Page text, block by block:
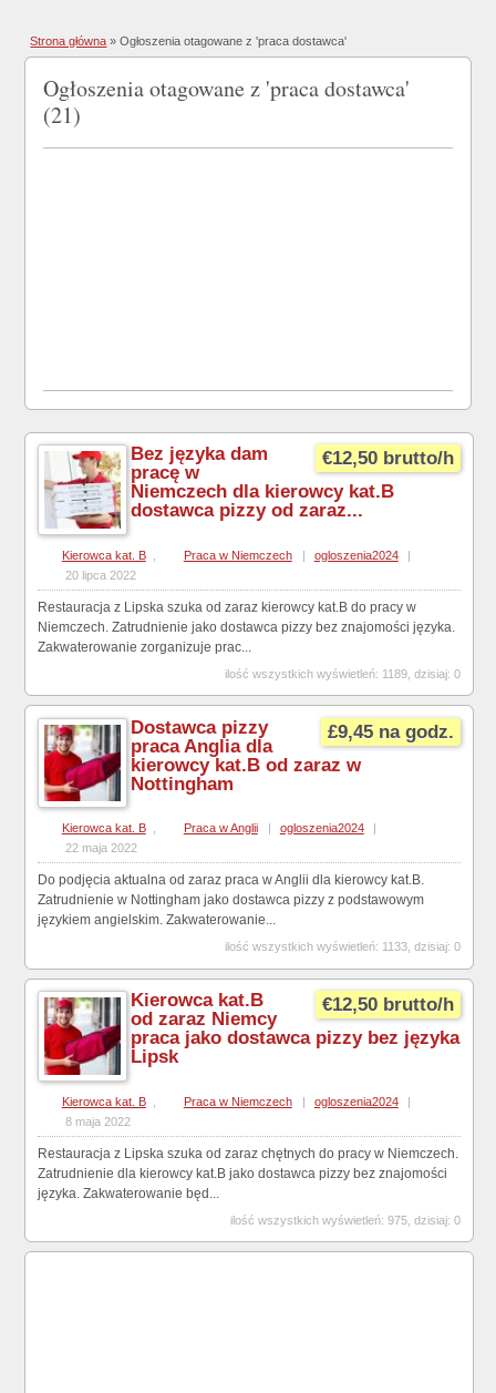
Strona główna »Ogłoszenia otagowane z 'praca dostawca'
Ogłoszenia otagowane z 'praca dostawca'
(21)
€12,50 brutto/h
Bez języka dam
pracę w
Niemczech dla kierowcy kat.B
dostawca pizzy od zaraz...
Kierowca kat. B Praca w Niemczech | ogloszenia2024
|
20 lipca 2022
Restauracja z Lipska szuka od zaraz kierowcy kat.B do pracy w
Niemczech. Zatrudnienie jako dostawca pizzy bez znajomości języka.
Zakwaterowanie zorganizuje prac...
ilość wszystkich wyświetleń: 1189, dzisiaj: 0
£9,45 na godz.
Dostawca pizzy
praca Anglia dla
kierowcy kat.B od zaraz w
Nottingham
Kierowca kat. B , Praca w Anglii ogloszenia2024
22 maja 2022
Do podjęcia aktualna od zaraz praca w Anglii dla kierowcy kat.B.
Zatrudnienie w Nottingham jako dostawca pizzy z podstawowym
językiem angielskim. Zakwaterowanie...
ilość wszystkich wyświetleń: 1133, dzisiaj: 0
€12,50 brutto/h
Kierowca kat.B
od zaraz Niemcy
praca jako dostawca pizzy bez języka
Lipsk
Kierowca kat. B Praca w Niemczech | ogloszenia2024
|
8 maja 2022
Restauracja z Lipska szuka od zaraz chętnych do pracy w Niemczech.
Zatrudnienie dla kierowcy kat.B jako dostawca pizzy bez znajomości
języka. Zakwaterowanie będ...
ilość wszystkich wyświetleń: 975, dzisiaj: 0